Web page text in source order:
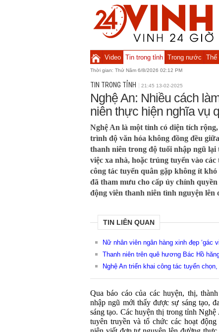
Video Tin trong tỉnh Trong nước Thế
Thời gian: Thứ Năm 6/8/2026 02:13 PM
TIN TRONG TỈNH 21:45 13-02-2025
Nghệ An: Nhiều cách
niên thực hiện nghĩa vụ
Nghệ An là một tỉnh có diện tích
trình độ văn hóa không đồng đều
thanh niên trong độ tuổi nhập ngũ
việc xa nhà, hoặc trúng tuyển vào
công tác tuyển quân gặp không ít
đã tham mưu cho cấp ủy chính
động viên thanh niên tình nguyện
TIN LIÊN QUAN
Nữ nhân viên ngân hàng xinh đẹp ‘gác
Thanh niên trên quê hương Bác Hồ
Nghệ An triển khai công tác tuyển
Qua báo cáo của các huyện, thị,
nhập ngũ mới thấy được sự sáng tạo,
sáng tạo. Các huyện thị trong tỉnh
tuyên truyền và tổ chức các hoạt